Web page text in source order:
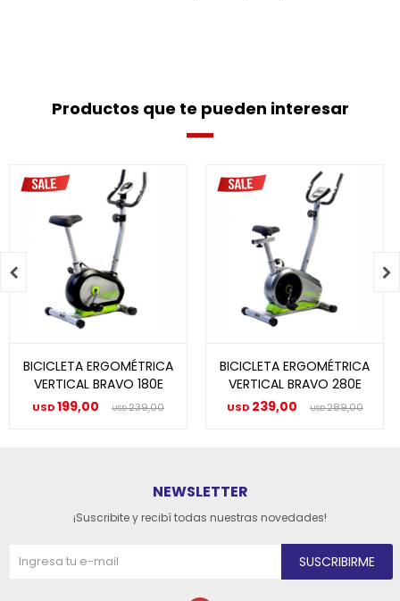
Productos que te pueden interesar
BICICLETA ERGOMÉTRICA
VERTICAL BRAVO 180E
USD199,00 USD239,00
BICICLETA ERGOMÉTRICA
VERTICAL BRAVO 280E
USD 239,00 USD289,00
 
NEWSLETTER
¡Suscribite y recibí todas nuestras novedades!
SUSCRIBIRME